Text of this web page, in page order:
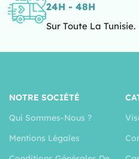
24H - 48H
Sur Toute La Tunisie.
NOTRE SOCIÉTÉ
Qui Sommes-Nous ?
Mentions Légales